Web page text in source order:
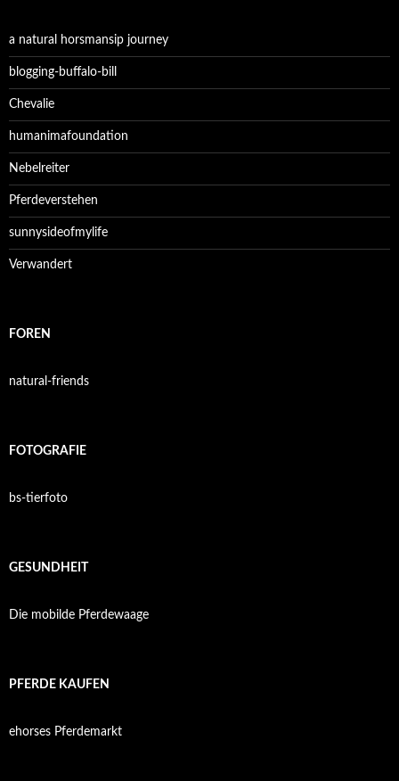
a natural horsmansip journey
blogging-buffalo-bill
Chevalie
humanimafoundation
Nebelreiter
Pferdeverstehen
sunnysideofmylife
Verwandert
FOREN
natural-friends
FOTOGRAFIE
bs-tierfoto
GESUNDHEIT
Die mobilde Pferdewaage
PFERDE KAUFEN
ehorses Pferdemarkt